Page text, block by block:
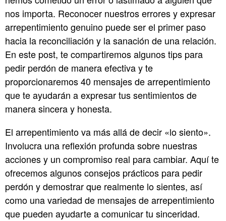
nos importa. Reconocer nuestros errores y expresar
arrepentimiento genuino puede ser el primer paso
hacia la reconciliación y la sanación de una relación.
En este post, te compartiremos algunos tips para
pedir perdón de manera efectiva y te
proporcionaremos 40 mensajes de arrepentimiento
que te ayudarán a expresar tus sentimientos de
manera sincera y honesta.
El arrepentimiento va más allá de decir «lo siento».
Involucra una reflexión profunda sobre nuestras
acciones y un compromiso real para cambiar. Aquí te
ofrecemos algunos consejos prácticos para pedir
perdón y demostrar que realmente lo sientes, así
como una variedad de mensajes de arrepentimiento
que pueden ayudarte a comunicar tu sinceridad.